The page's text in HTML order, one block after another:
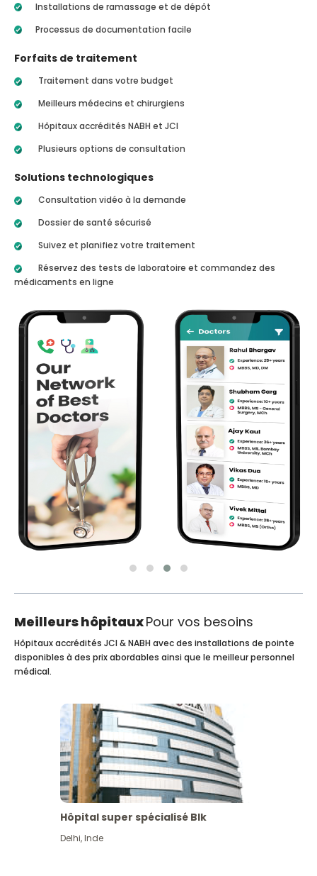
Installations de ramassage et de dépôt
Processus de documentation facile
Forfaits de traitement
Traitement dans votre budget
Meilleurs médecins et chirurgiens
Hôpitaux accrédités NABH et JCI
Plusieurs options de consultation
Solutions technologiques
Consultation vidéo à la demande
Dossier de santé sécurisé
Suivez et planifiez votre traitement
Réservez des tests de laboratoire et commandez des
médicaments en ligne
Meilleurs hôpitauxPour vos besoins
Hôpitaux accrédités JCI & NABH avec des installations de pointe
disponibles à des prix abordables ainsi que le meilleur personnel
médical.
Hôpital super spécialisé Blk
Delhi,Inde